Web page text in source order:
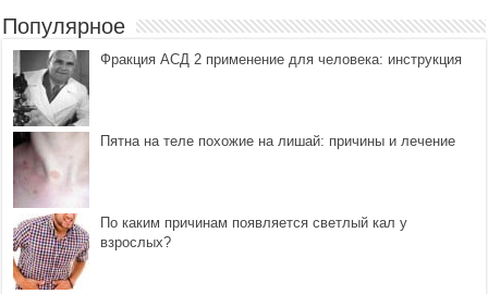
Популярное
Фракция АСД 2 применение для человека: инструкция
Пятна на теле похожие на лишай: причины и лечение
По каким причинам появляется светлый кал у
взрослых?